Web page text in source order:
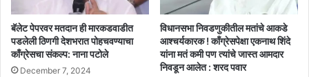
बॅलेट पेपरवर मतदान ही मारकडवाडीत
पडलेली ठिणगी देशभरात पोहचवण्याचा
काँग्रेसचा संकल्प: नाना पटोले
December 7, 2024
विधानसभा निवडणुकीतील मतांचे आकडे
आश्चर्यकारक ! काँग्रेसपेक्षा एकनाथ शिंदे
यांना मतं कमी पण त्यांचे जास्त आमदार
निवडून आलेत : शरद पवार